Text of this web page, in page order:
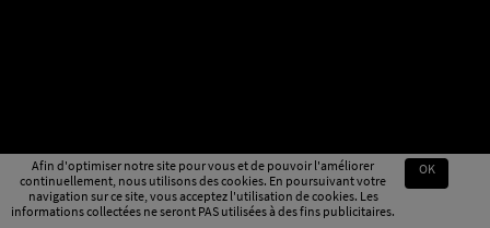
Afin d'optimiser notre site pour vous et de pouvoir l'améliorer
continuellement, nous utilisons des cookies. En poursuivant votre
navigation sur ce site, vous acceptez l'utilisation de cookies. Les
informations collectées ne seront PAS utilisées à des fins publicitaires.
OK